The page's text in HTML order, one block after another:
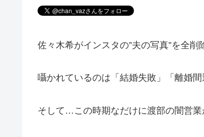
佐々木希がインスタの”夫の写真”を全
囁かれているのは「結婚失敗」「離婚間
そして…この時期なだけに渡部の闇営